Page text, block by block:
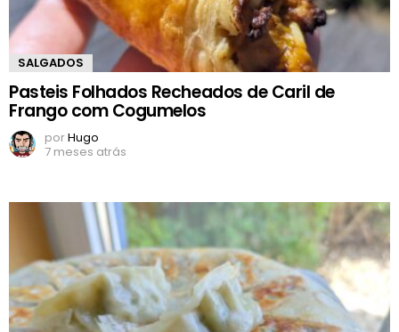
SALGADOS
Pasteis Folhados Recheados de Caril de
Frango com Cogumelos
porHugo
7 meses atrás